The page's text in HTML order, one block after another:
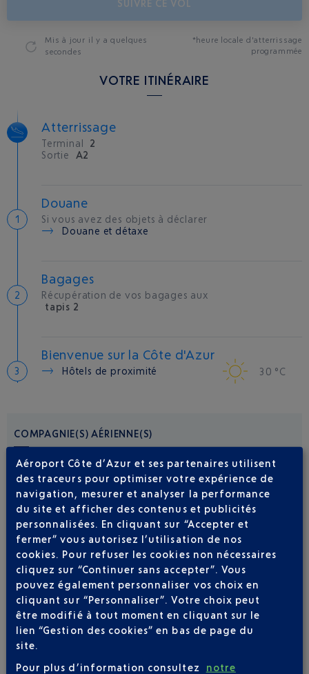
SUIVRE CE VOL
Mis à jour il y a quelques
secondes
*heure locale d'atterrissage
programmée
VOTRE ITINÉRAIRE
Atterrissage
Terminal
2
Sortie
A2
Douane
Si vous avez des objets à déclarer
Douane et détaxe
Bagages
Récupération de vos bagages aux
tapis 2
Bienvenue sur la Côte d'Azur
Hôtels de proximité 30 °C
COMPAGNIE(S) AÉRIENNE(S)
EASYJET EUROPE 09 77 40 77 70
Soyez notifié(e) de
toutes les évolutions
pour ce vol
Aéroport Côte d’Azur et ses partenaires utilisent
des traceurs pour optimiser votre expérience de
navigation, mesurer et analyser la performance
du site et afficher des contenus et publicités
personnalisées. En cliquant sur “Accepter et
fermer” vous autorisez l’utilisation de nos
cookies. Pour refuser les cookies non nécessaires
cliquez sur “Continuer sans accepter”. Vous
pouvez également personnaliser vos choix en
cliquant sur “Personnaliser”. Votre choix peut
être modifié à tout moment en cliquant sur le
lien “Gestion des cookies” en bas de page du
site.
Pour plus d’information consultez
notre